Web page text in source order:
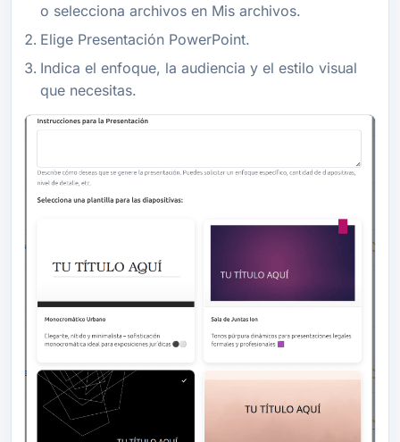
o selecciona archivos en Mis archivos.
Elige Presentación PowerPoint.
Indica el enfoque, la audiencia y el estilo visual
que necesitas.